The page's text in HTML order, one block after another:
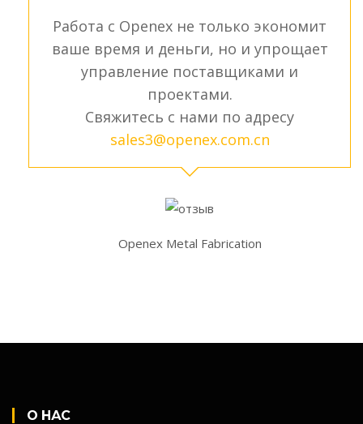
Работа с Openex не только экономит
ваше время и деньги, но и упрощает
управление поставщиками и
проектами.
Свяжитесь с нами по адресу
sales3@openex.com.cn
Openex Metal Fabrication
О НАС